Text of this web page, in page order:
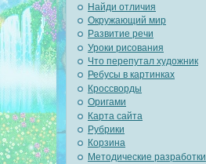
Найди отличия
Окружающий мир
Развитие речи
Уроки рисования
Что перепутал художник
Ребусы в картинках
Кроссворды
Оригами
Карта сайта
Рубрики
Корзина
Методические разработки